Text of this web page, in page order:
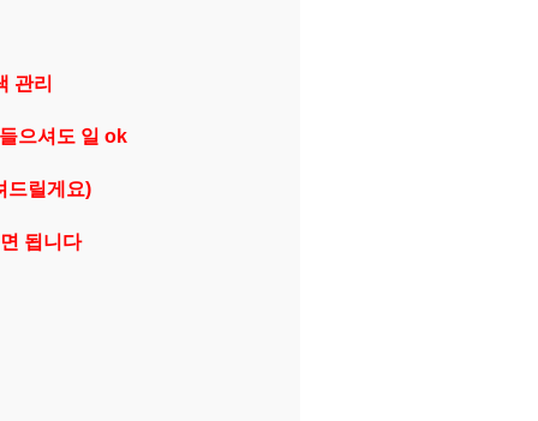
관리
으셔도 일 ok
드릴게요)
됩니다